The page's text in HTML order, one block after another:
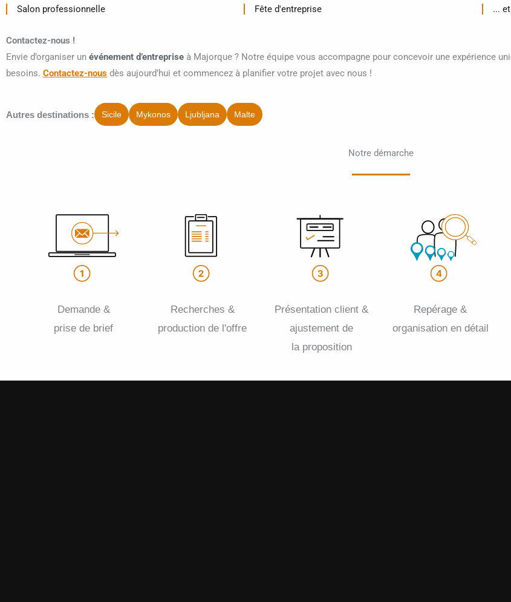
Salon professionnelle Fête d'entreprise ...
Contactez-nous !
Envie d’organiser un événement d’entreprise à Majorque ? Notre équipe vous accompagne pour concevoir une expérience
besoins. Contactez-nous dès aujourd’hui et commencez à planifier votre projet avec nous !
Autres destinations : Sicile Mykonos Ljubljana Malte
Notre démarche
Demande &
prise de brief
Recherches &
production de l'offre
Présentation client &
ajustement de
la proposition
Repérage &
organisation en détail